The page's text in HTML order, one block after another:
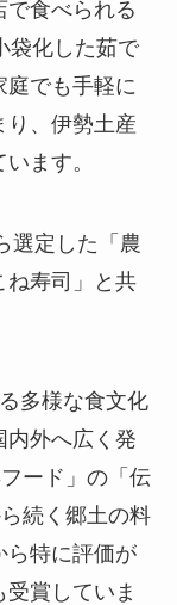
食べられる
袋化した茹で
庭でも手軽に
り、伊勢土産
ます。
選定した「農
ね寿司」と共
多様な食文化
内外へ広く発
ード」の「伝
続く郷土の料
ら特に評価が
賞していま